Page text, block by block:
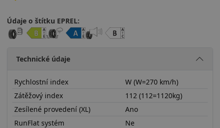
Údaje o štítku EPREL:
Technické údaje
Rychlostní index
W (W=270 km/h)
Zátěžový index
112 (112=1120kg)
Zesílené provedení (XL)
Ano
RunFlat systém
Ne